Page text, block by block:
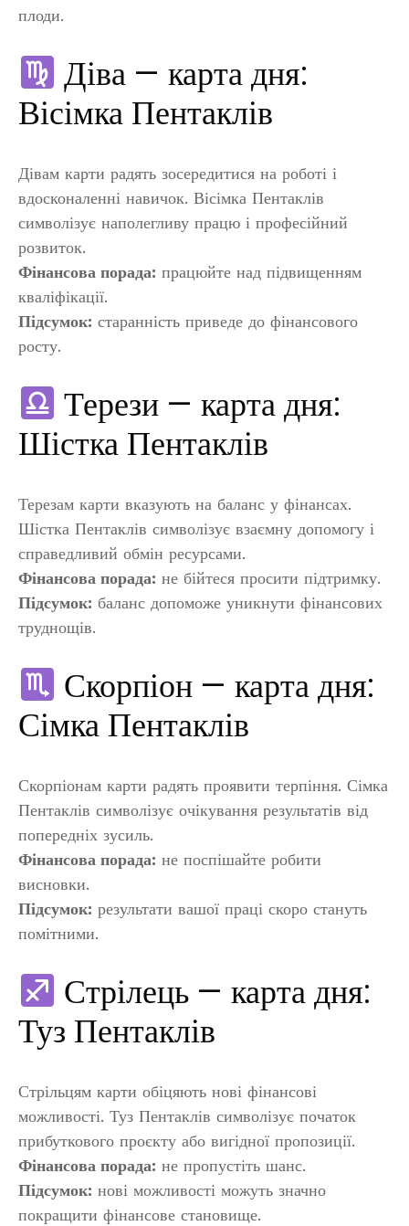
плоди.
Діва — карта дня:
Вісімка Пентаклів
Дівам карти радять зосередитися на роботі і
вдосконаленні навичок. Вісімка Пентаклів
символізує наполегливу працю і професійний
розвиток.
Фінансова порада: працюйте над підвищенням
кваліфікації.
Підсумок: старанність приведе до фінансового
росту.
Терези — карта дня:
Шістка Пентаклів
Терезам карти вказують на баланс у фінансах.
Шістка Пентаклів символізує взаємну допомогу і
справедливий обмін ресурсами.
Фінансова порада: не бійтеся просити підтримку.
Підсумок: баланс допоможе уникнути фінансових
труднощів.
Скорпіон — карта дня:
Сімка Пентаклів
Скорпіонам карти радять проявити терпіння. Сімка
Пентаклів символізує очікування результатів від
попередніх зусиль.
Фінансова порада: не поспішайте робити
висновки.
Підсумок: результати вашої праці скоро стануть
помітними.
Стрілець — карта дня:
Туз Пентаклів
Стрільцям карти обіцяють нові фінансові
можливості. Туз Пентаклів символізує початок
прибуткового проєкту або вигідної пропозиції.
Фінансова порада: не пропустіть шанс.
Підсумок: нові можливості можуть значно
покращити фінансове становище.